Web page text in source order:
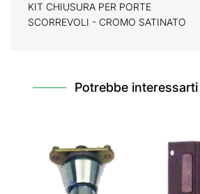
KIT CHIUSURA PER PORTE
SCORREVOLI - CROMO SATINATO
Potrebbe